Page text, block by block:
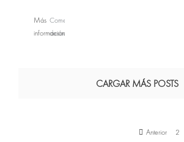
Más
información
Comentarios
desactivados
CARGAR MÁS POSTS
Anterior 2